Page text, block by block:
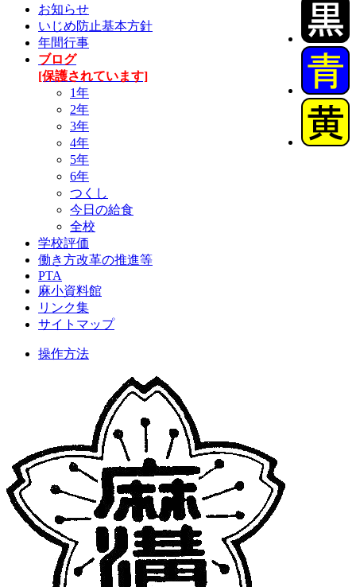
お知らせ
いじめ防止基本方針
年間行事
ブログ
[保護されています]
1年
2年
3年
4年
5年
6年
つくし
今日の給食
全校
学校評価
働き方改革の推進等
PTA
麻小資料館
リンク集
サイトマップ
操作方法